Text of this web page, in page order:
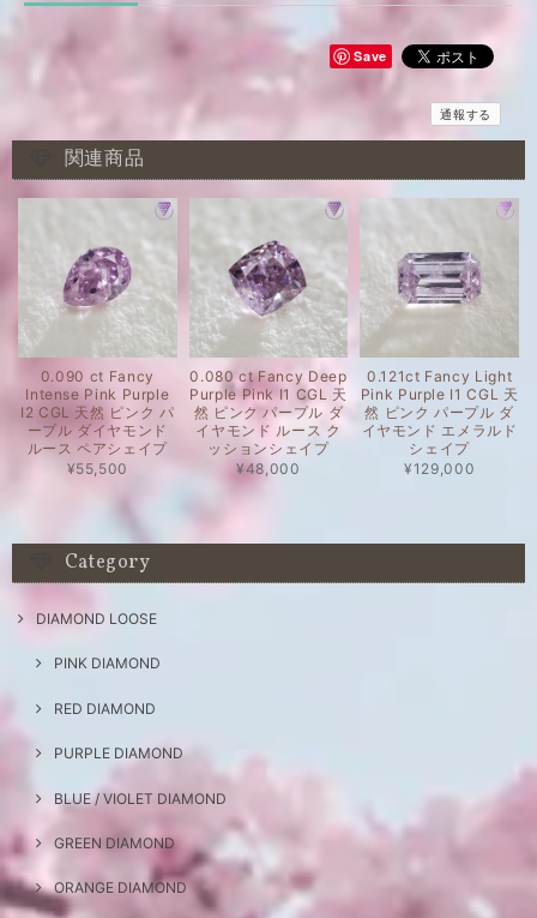
Save
通報する
関連商品
0.090 ct Fancy
Intense Pink Purple
I2 CGL 天然 ピンク パ
ープル ダイヤモンド
ルース ペアシェイプ
¥55,500
0.080 ct Fancy Deep
Purple Pink I1 CGL 天
然 ピンク パープル ダ
イヤモンド ルース ク
ッションシェイプ
¥48,000
0.121ct Fancy Light
Pink Purple I1 CGL 天
然 ピンク パープル ダ
イヤモンド エメラルド
シェイプ
¥129,000
Category
DIAMOND LOOSE
PINK DIAMOND
RED DIAMOND
PURPLE DIAMOND
BLUE / VIOLET DIAMOND
GREEN DIAMOND
ORANGE DIAMOND